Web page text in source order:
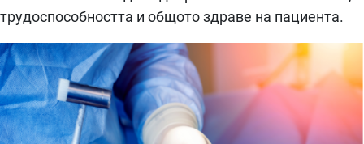
трудоспособността и общото здраве на пациента.